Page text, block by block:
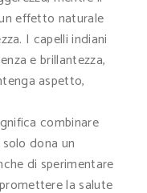
effetto naturale
I capelli indiani
e brillantezza,
aspetto,
combinare
dona un
di sperimentare
la salute